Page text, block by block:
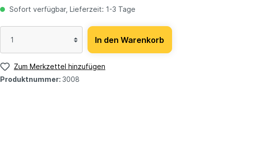
Sofort verfügbar, Lieferzeit: 1-3 Tage
In den Warenkorb
Zum Merkzettel hinzufügen
Produktnummer: 3008